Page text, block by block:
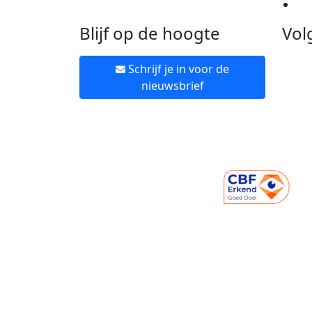
Blijf op de hoogte
Schrijf je in voor de
nieuwsbrief